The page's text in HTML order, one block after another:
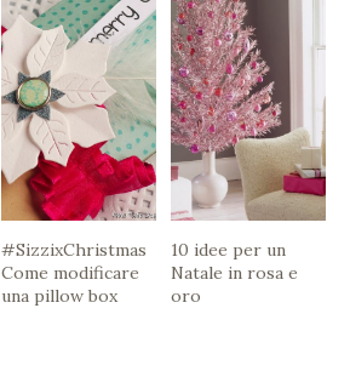
#SizzixChristmas
Come modificare
una pillow box
10 idee per un
Natale in rosa e
oro